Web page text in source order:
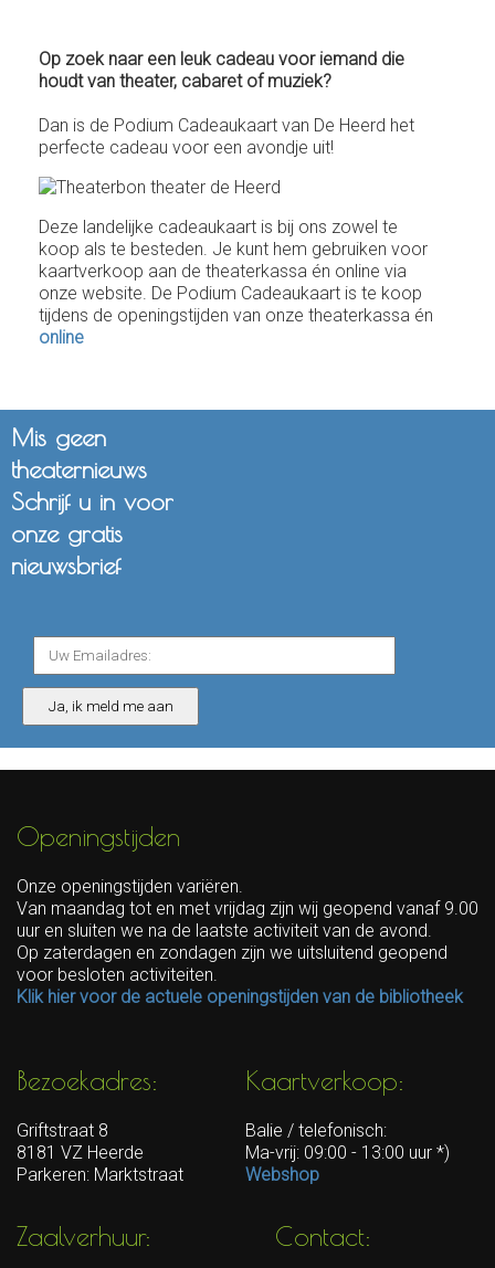
Op zoek naar een leuk cadeau voor iemand die
houdt van theater, cabaret of muziek?
Dan is de Podium Cadeaukaart van De Heerd het
perfecte cadeau voor een avondje uit!
Deze landelijke cadeaukaart is bij ons zowel te
koop als te besteden. Je kunt hem gebruiken voor
kaartverkoop aan de theaterkassa én online via
onze website. De Podium Cadeaukaart is te koop
tijdens de openingstijden van onze theaterkassa én
online
Mis geen
theaternieuws
Schrijf u in voor
onze gratis
nieuwsbrief
Openingstijden
Onze openingstijden variëren.
Van maandag tot en met vrijdag zijn wij geopend vanaf 9.00
uur en sluiten we na de laatste activiteit van de avond.
Op zaterdagen en zondagen zijn we uitsluitend geopend
voor besloten activiteiten.
Klik hier voor de actuele openingstijden van de bibliotheek
Bezoekadres:
Griftstraat 8
8181 VZ Heerde
Parkeren: Marktstraat
Kaartverkoop:
Balie / telefonisch:
Ma-vrij: 09:00 - 13:00 uur *)
Webshop
Zaalverhuur: Contact: